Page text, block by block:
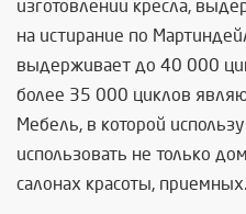
изготовлении кресла,
на истирание по
выдерживает до 40 000
более 35 000 циклов
Мебель, в которой
использовать не только
салонах красоты, приемных.